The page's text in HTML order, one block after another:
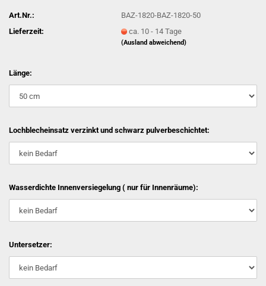
Art.Nr.:
BAZ-1820-BAZ-1820-50
Lieferzeit:
ca. 10 - 14 Tage
(Ausland abweichend)
Länge:
Lochblecheinsatz verzinkt und schwarz pulverbeschichtet:
Wasserdichte Innenversiegelung ( nur für Innenräume):
Untersetzer: